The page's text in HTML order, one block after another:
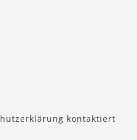
kontaktiert